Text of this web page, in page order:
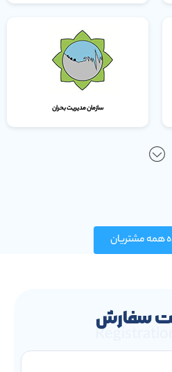
سازمان مدیریت بحران
همه مشتریان
سفارش